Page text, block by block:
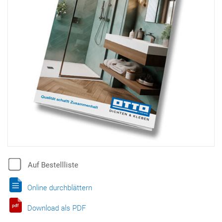
Auf Bestellliste
Online durchblättern
Download als PDF